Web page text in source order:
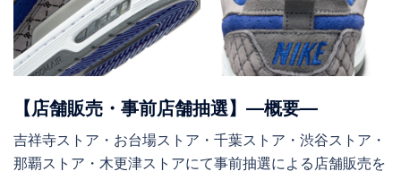
【店舗販売・事前店舗抽選】―概要―
吉祥寺ストア・お台場ストア・千葉ストア・渋谷ストア・
那覇ストア・木更津ストアにて事前抽選による店舗販売を